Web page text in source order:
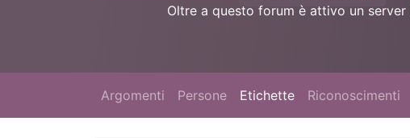
Oltre a questo forum è attivo un server
Argomenti Persone Etichette Riconoscimenti